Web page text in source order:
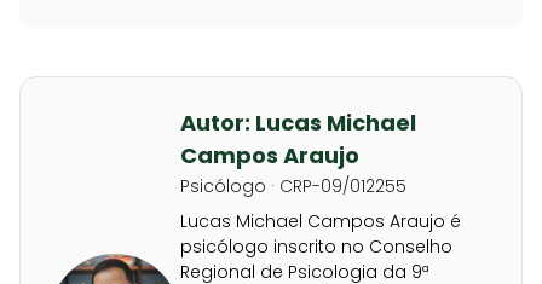
Autor: Lucas Michael
Campos Araujo
Psicólogo · CRP-09/012255
Lucas Michael Campos Araujo é
psicólogo inscrito no Conselho
Regional de Psicologia da 9ª